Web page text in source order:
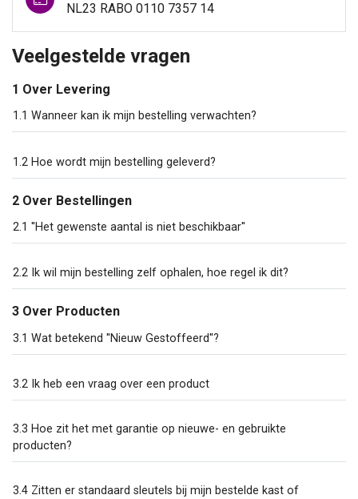
NL23 RABO 0110 7357 14
Veelgestelde vragen
1 Over Levering
1.1 Wanneer kan ik mijn bestelling verwachten?
1.2 Hoe wordt mijn bestelling geleverd?
2 Over Bestellingen
2.1 ''Het gewenste aantal is niet beschikbaar''
2.2 Ik wil mijn bestelling zelf ophalen, hoe regel ik dit?
3 Over Producten
3.1 Wat betekend ''Nieuw Gestoffeerd''?
3.2 Ik heb een vraag over een product
3.3 Hoe zit het met garantie op nieuwe- en gebruikte
producten?
3.4 Zitten er standaard sleutels bij mijn bestelde kast of